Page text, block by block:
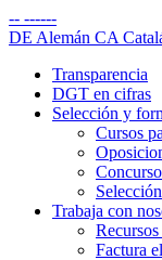
-- ------
DE Alemán CA
Transparencia
DGT en cifras
Selección y
Cursos
Trabaja con
Factura